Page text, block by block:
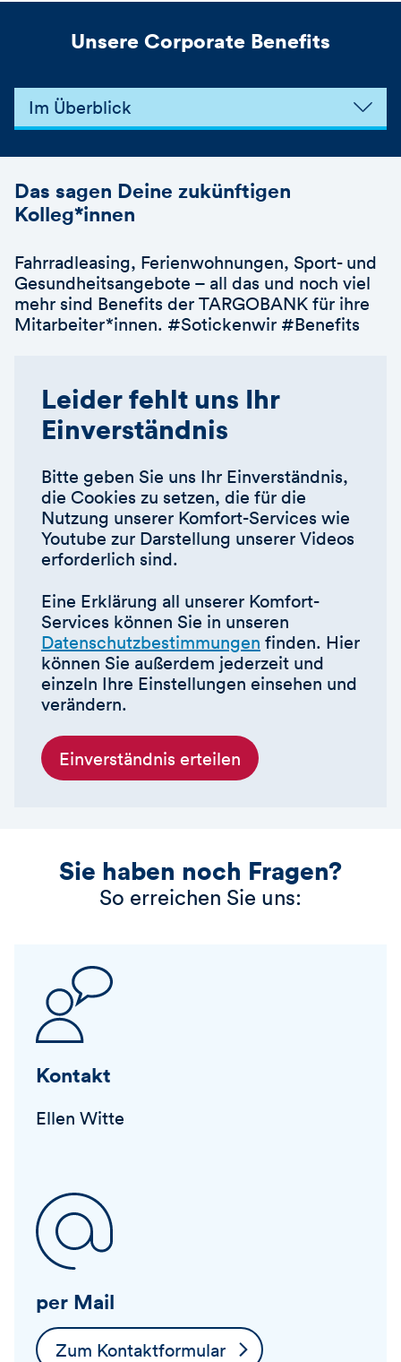
Unsere Corporate Benefits
Im Überblick
Das sagen Deine zukünftigen
Kolleg*innen
Fahrradleasing, Ferienwohnungen, Sport- und
Gesundheitsangebote – all das und noch viel
mehr sind Benefits der TARGOBANK für ihre
Mitarbeiter*innen. #Sotickenwir #Benefits
Leider fehlt uns Ihr
Einverständnis
Bitte geben Sie uns Ihr Einverständnis,
die Cookies zu setzen, die für die
Nutzung unserer Komfort-Services wie
Youtube zur Darstellung unserer Videos
erforderlich sind.
Eine Erklärung all unserer Komfort-
Services können Sie in unseren
Datenschutzbestimmungen finden. Hier
können Sie außerdem jederzeit und
einzeln Ihre Einstellungen einsehen und
verändern.
Einverständnis erteilen
Sie haben noch Fragen?
So erreichen Sie uns:
Kontakt
Ellen Witte
per Mail
Zum Kontaktformular